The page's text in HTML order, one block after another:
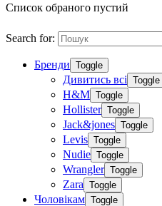
Список обраного пустий
Search for:
Бренди Toggle
Дивитись всі Toggle
H&M Toggle
Hollister Toggle
Jack&jones Toggle
Levis Toggle
Nudie Toggle
Wrangler Toggle
Zara Toggle
Чоловікам Toggle